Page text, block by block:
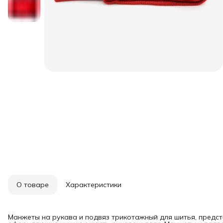
О товаре Характеристики
Манжеты на рукава и подвяз трикотажный для шитья,